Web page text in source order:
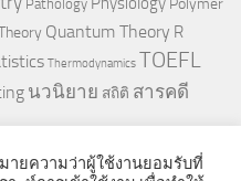
Pathology
Quantum Theory R
Thermodynamics TOEFL
นวนิยาย สถิติ สารคดี
ายความว่าผู้ใช้งานยอมรับที่